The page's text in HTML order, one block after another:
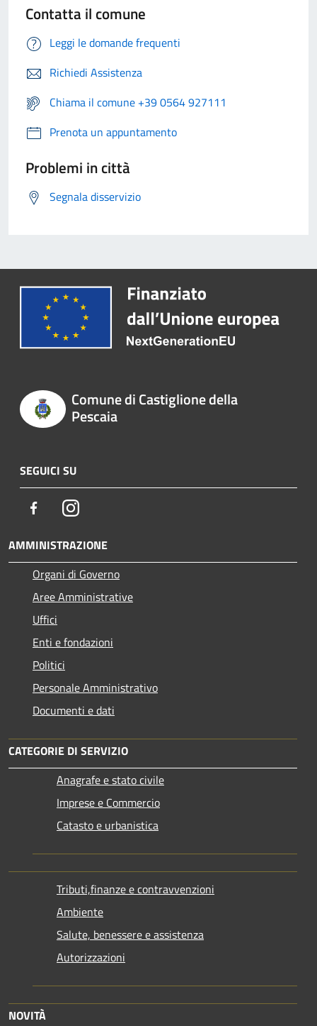
Contatta il comune
Leggi le domande frequenti
Richiedi Assistenza
Chiama il comune +39 0564 927111
Prenota un appuntamento
Problemi in città
Segnala disservizio
Comune di Castiglione della
Pescaia
SEGUICI SU
FacebookInstagram
AMMINISTRAZIONE
Organi di Governo
Aree Amministrative
Uffici
Enti e fondazioni
Politici
Personale Amministrativo
Documenti e dati
CATEGORIE DI SERVIZIO
Anagrafe e stato civile
Imprese e Commercio
Catasto e urbanistica
Tributi,finanze e contravvenzioni
Ambiente
Salute, benessere e assistenza
Autorizzazioni
NOVITÀ